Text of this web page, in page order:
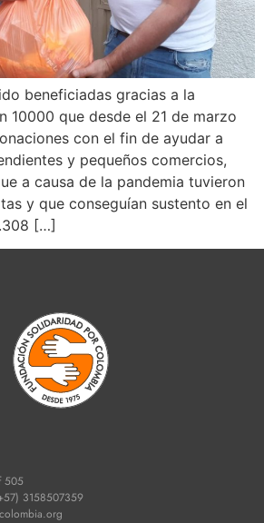
beneficiadas gracias a la
10000 que desde el 21 de marzo
con el fin de ayudar a
y pequeños comercios,
a causa de la pandemia tuvieron
y que conseguían sustento en el
[…]
505
3158507359